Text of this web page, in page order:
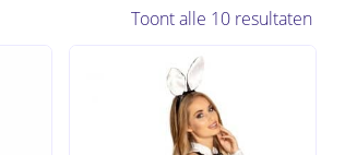
Toont alle 10 resultaten